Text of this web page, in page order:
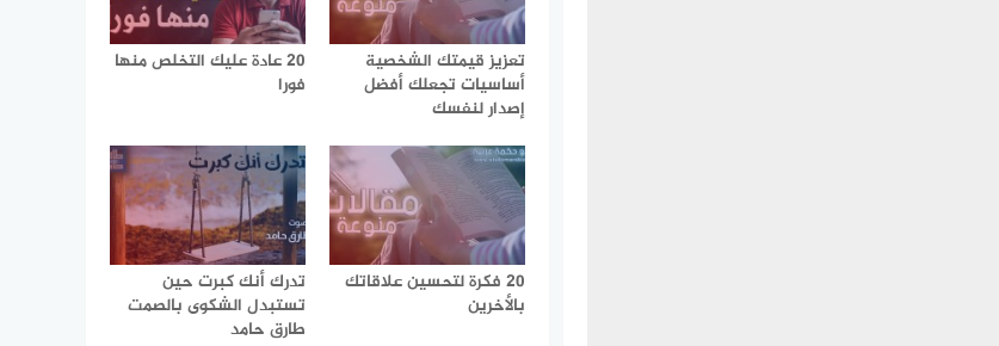
تعزيز قيمتك الشخصية
أساسيات تجعلك أفضل
إصدار لنفسك
20 عادة عليك التخلص منها
فورا
20 فكرة لتحسين علاقاتك
بالأخرين
تدرك أنك كبرت حين
تستبدل الشكوى بالصمت
طارق حامد